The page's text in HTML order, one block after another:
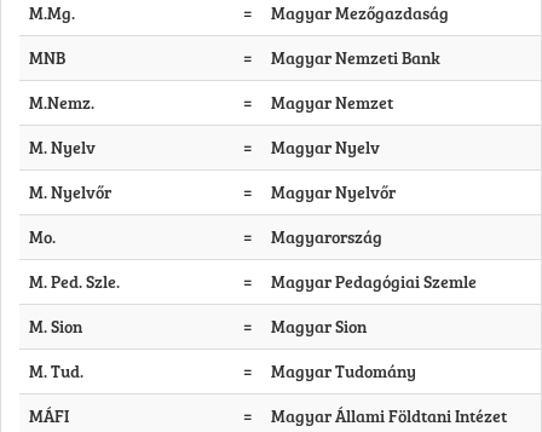
M.Mg.
=
Magyar Mezőgazdaság
MNB
=
Magyar Nemzeti Bank
M.Nemz.
=
Magyar Nemzet
M. Nyelv
=
Magyar Nyelv
M. Nyelvőr
=
Magyar Nyelvőr
Mo.
=
Magyarország
M. Ped. Szle.
=
Magyar Pedagógiai Szemle
M. Sion
=
Magyar Sion
M. Tud.
=
Magyar Tudomány
MÁFI
=
Magyar Állami Földtani Intézet